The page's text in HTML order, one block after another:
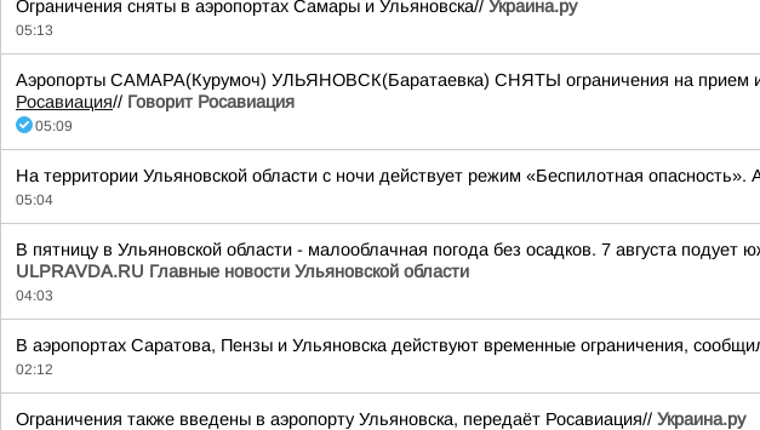
Ограничения сняты в аэропортах Самары и Ульяновска// Украина.ру
05:13
Аэропорты САМАРА(Курумоч) УЛЬЯНОВСК(Баратаевка) СНЯТЫ ограничения на прием и
Росавиация// Говорит Росавиация
05:09
На территории Ульяновской области с ночи действует режим «Беспилотная
05:04
В пятницу в Ульяновской области - малооблачная погода без осадков. 7 августа
ULPRAVDA.RU Главные новости Ульяновской области
04:03
В аэропортах Саратова, Пензы и Ульяновска действуют временные ограничения,
02:12
Ограничения также введены в аэропорту Ульяновска, передаёт Росавиация// Украина.ру